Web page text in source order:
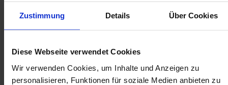
Zustimmung Details Über Cookies
Diese Webseite verwendet Cookies
Wir verwenden Cookies, um Inhalte und Anzeigen zu
personalisieren, Funktionen für soziale Medien anbieten zu
мы говорим по русски
RUSSISCH
POLNISCH